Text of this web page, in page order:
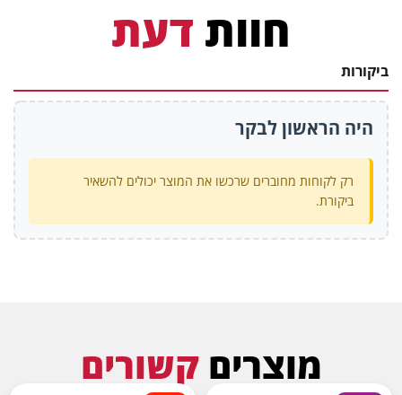
חוות דעת
ביקורות
היה הראשון לבקר
רק לקוחות מחוברים שרכשו את המוצר יכולים להשאיר
ביקורת.
מוצרים קשורים